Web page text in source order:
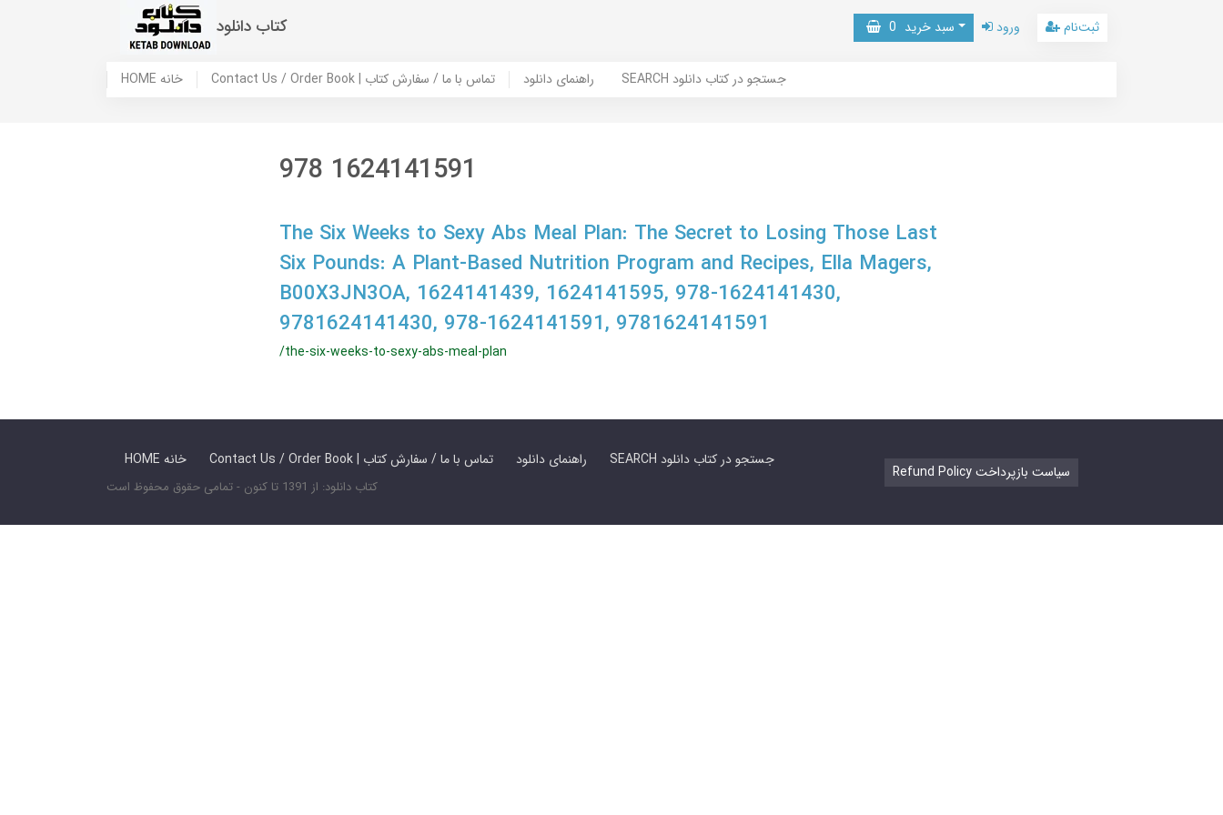
کتاب دانلود سبد خرید 0 ورود ثبت‌نام
HOME خانه Contact Us / Order Book | تماس با ما / سفارش کتاب راهنمای دانلود SEARCH جستجو در کتاب دانلود
978 1624141591
The Six Weeks to Sexy Abs Meal Plan: The Secret to Losing Those Last
Six Pounds: A Plant-Based Nutrition Program and Recipes, Ella Magers,
B00X3JN3OA, 1624141439, 1624141595, 978-1624141430,
9781624141430, 978-1624141591, 9781624141591
/the-six-weeks-to-sexy-abs-meal-plan
HOME خانه Contact Us / Order Book | تماس با ما / سفارش کتاب راهنمای دانلود SEARCH جستجو در کتاب دانلود
کتاب دانلود: از 1391 تا کنون - تمامی حقوق محفوظ است
Refund Policy سیاست بازپرداخت